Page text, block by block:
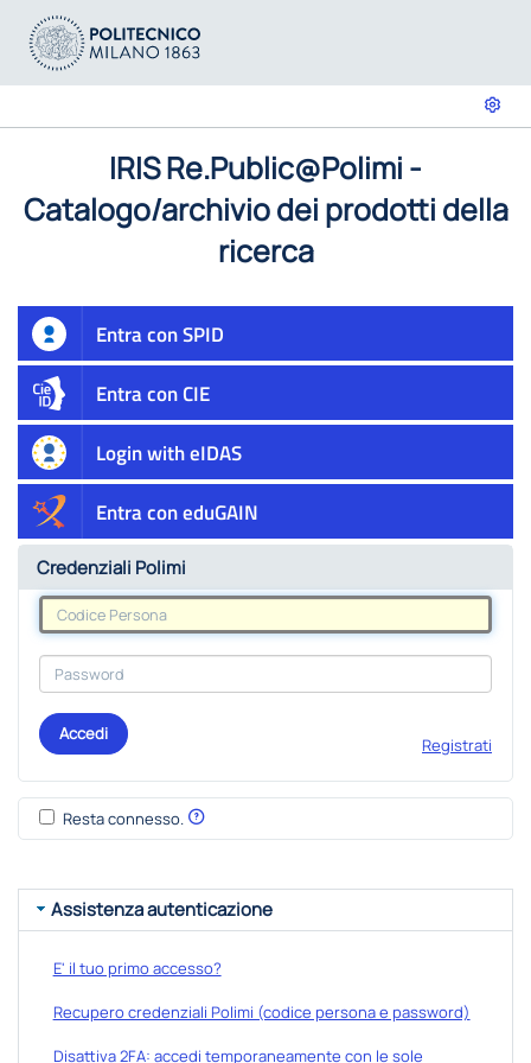
IRIS Re.Public@Polimi -
Catalogo/archivio dei prodotti della
ricerca
Entra con SPID
Entra con CIE
Login with eIDAS
Entra con eduGAIN
Credenziali Polimi
Accedi
Registrati
Resta connesso.
Assistenza autenticazione
E' il tuo primo accesso?
Recupero credenziali Polimi (codice persona e password)
Disattiva 2FA: accedi temporaneamente con le sole